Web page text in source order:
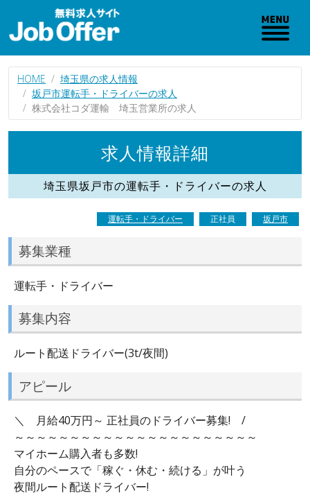
HOME
埼玉県の求人情報
坂戸市運転手・ドライバーの求人
株式会社コダ運輸 埼玉営業所の求人
求人情報詳細
埼玉県坂戸市の運転手・ドライバーの求人
運転手・ドライバー 正社員 坂戸市
募集業種
運転手・ドライバー
募集内容
ルート配送ドライバー(3t/夜間)
アピール
＼ 月給40万円～ 正社員のドライバー募集! /
～～～～～～～～～～～～～～～～～～～～～～
マイホーム購入者も多数!
自分のペースで「稼ぐ・休む・続ける」が叶う
夜間ルート配送ドライバー!